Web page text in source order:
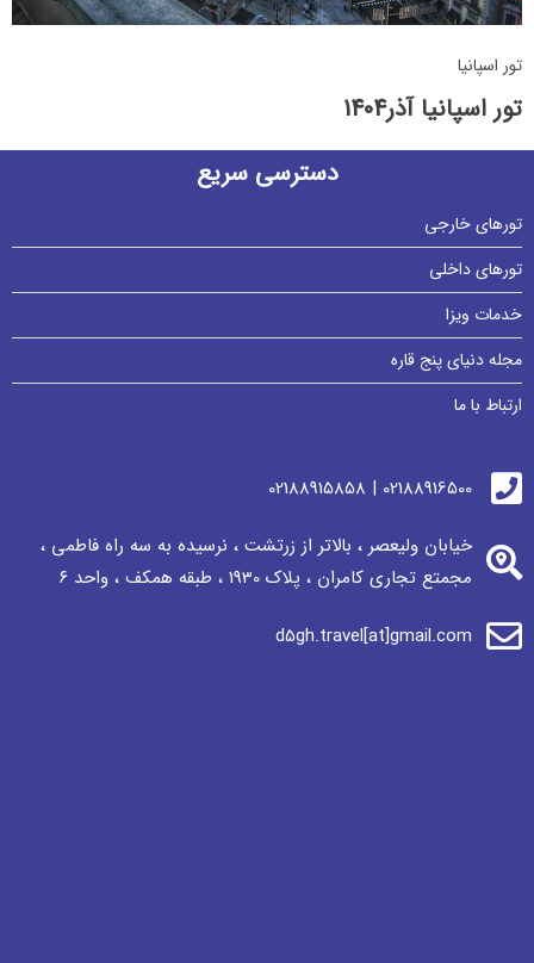
تور اسپانیا
تور اسپانیا آذر1404
دسترسی سریع
تورهای خارجی
تورهای داخلی
خدمات ویزا
مجله دنیای پنج قاره
ارتباط با ما
02188916500 | 02188915858
خیابان ولیعصر ، بالاتر از زرتشت ، نرسيده به سه راه فاطمی ،
مجمتع تجاری كامران ، پلاک 1930 ، طبقه همکف ، واحد ٦
d5gh.travel[at]gmail.com